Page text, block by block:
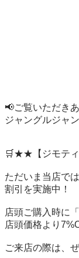
📢ご覧いただき
ジャングルジャ
🛒★★【ジモテ
ただいま当店で
割引を実施中！
店頭ご購入時に
店頭価格より
ご来店の際は、